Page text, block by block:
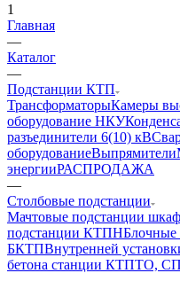
1
Главная
—
Каталог
—
Подстанции КТП
ТрансформаторыКамеры
оборудование НКУ
разъединители 6(10) кВ
оборудованиеВыпрямители
энергииРАСПРОДАЖА
—
Столбовые подстанции
Мачтовые подстанции
подстанции КТПНБлочные
БКТПВнутренней
бетона станции КТПТО,